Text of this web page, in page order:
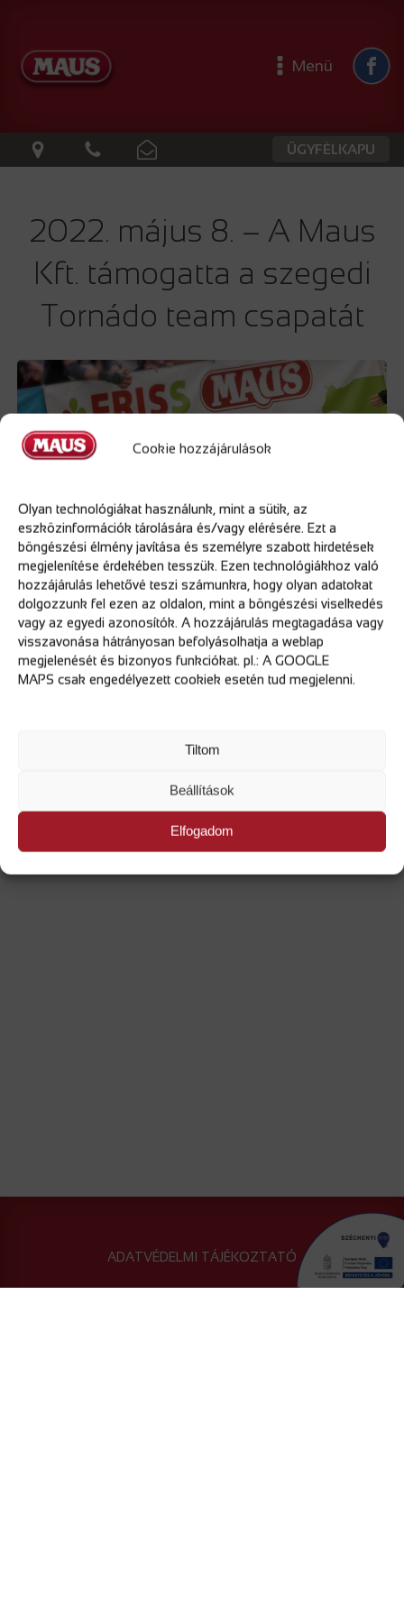
Cookie hozzájárulások
Olyan technológiákat használunk, mint a sütik, az
eszközinformációk tárolására és/vagy elérésére. Ezt a
böngészési élmény javítása és személyre szabott hirdetések
megjelenítése érdekében tesszük. Ezen technológiákhoz való
hozzájárulás lehetővé teszi számunkra, hogy olyan adatokat
dolgozzunk fel ezen az oldalon, mint a böngészési viselkedés
vagy az egyedi azonosítók. A hozzájárulás megtagadása vagy
visszavonása hátrányosan befolyásolhatja a weblap
megjelenését és bizonyos funkciókat. pl.: A GOOGLE
MAPS csak engedélyezett cookiek esetén tud megjelenni.
Elfogadom
Tiltom
Beállítások
Menü
ÜGYFÉLKAPU
2022. május 8. – A Maus
Kft. támogatta a szegedi
Tornádo team csapatát
A Maus Kft támogatta a szegedi Tornádo team csapatát
Két éves kihagyás után újra nemzetközi görkorcsolya versenyt
rendeztek Szegeden. A megmérettetésen 6 ország, 200
versenyzője vett részt, ahol a szegedi Tornado Team 12 érmet
szerzett. A FRISS Hús- és Tejdiszkont, Maus Kft. büszkén
támogatta a Kelet-Európa Kupát és örülünk, hogy
hozzájárulhattunk a verseny megrendezéséhez. Köszönet a
ADATVÉDELMI TÁJÉKOZTATÓ